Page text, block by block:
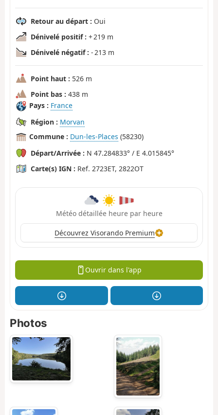
Retour au départ : Oui
Dénivelé positif : + 219 m
Dénivelé négatif : - 213 m
Point haut : 526 m
Point bas : 438 m
Pays : France
Région : Morvan
Commune : Dun-les-Places (58230)
Départ/Arrivée : N 47.284833° / E 4.015845°
Carte(s) IGN : Ref. 2723ET, 2822OT
Météo détaillée heure par heure
Découvrez Visorando Premium
Ouvrir dans l'app
Photos